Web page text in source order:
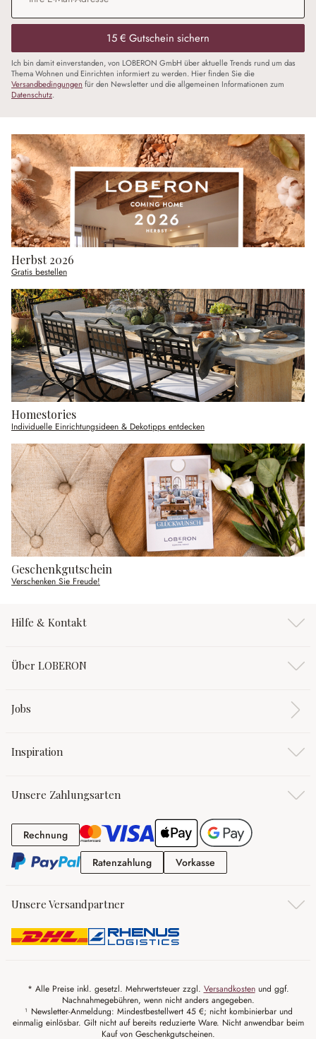
15 € Gutschein sichern
Ich bin damit einverstanden, von LOBERON GmbH über aktuelle Trends rund um das
Thema Wohnen und Einrichten informiert zu werden. Hier finden Sie die
Versandbedingungen für den Newsletter und die allgemeinen Informationen zum
Datenschutz.
Herbst 2026
Gratis bestellen
Homestories
Individuelle Einrichtungsideen & Dekotipps entdecken
Geschenkgutschein
Verschenken Sie Freude!
Hilfe & Kontakt
Über LOBERON
Jobs
Inspiration
Unsere Zahlungsarten
RechnungRechnung
RatenzahlungRatenzahlung
Vorkasse
Unsere Versandpartner
* Alle Preise inkl. gesetzl. Mehrwertsteuer zzgl. Versandkostenund ggf.
Nachnahmegebühren, wenn nicht anders angegeben.
¹ Newsletter-Anmeldung: Mindestbestellwert 45 €; nicht kombinierbar und
einmalig einlösbar. Gilt nicht auf bereits reduzierte Ware. Nicht anwendbar beim
Kauf von Geschenkgutscheinen.